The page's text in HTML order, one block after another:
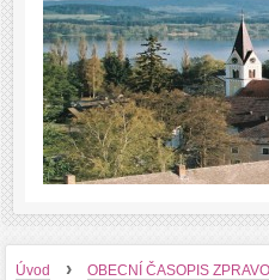
Úvod › OBECNÍ ČASOPIS